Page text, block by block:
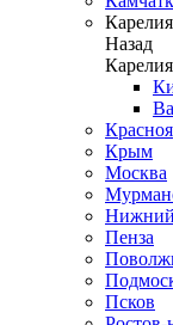
Карелия
Назад
Карелия
Крым
Москва
Пенза
Псков